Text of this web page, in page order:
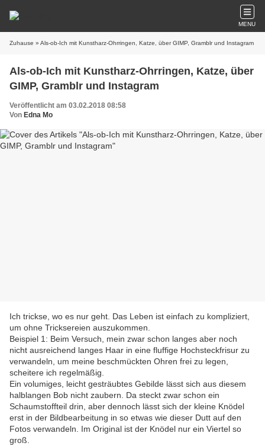
MENU
Zuhause » Als-ob-Ich mit Kunstharz-Ohrringen, Katze, über GIMP, Gramblr und Instagram
Als-ob-Ich mit Kunstharz-Ohrringen, Katze, über
GIMP, Gramblr und Instagram
Veröffentlicht am 03.02.2018 08:58
Von Edna Mo
Ich trickse, wo es nur geht. Das Leben ist einfach zu kompliziert,
um ohne Tricksereien auszukommen.
Beispiel 1: Beim Versuch, mein zwar schon langes aber noch
nicht ausreichend langes Haar in eine fluffige Hochsteckfrisur zu
verwandeln, um meine beschmückten Ohren frei zu legen,
scheitere ich regelmäßig.
Ein volumiges, leicht gesträubtes Gebilde lässt sich aus diesem
halblangen Bob nicht zaubern. Da steckt zwar schon ein
Schaumstoffteil drin, aber dennoch lässt sich der kleine Knödel
erst in der Bildbearbeitung in so etwas wie dieser Dutt auf den
Fotos verwandeln. Im Original ist der Knödel nur ein Viertel so
groß.